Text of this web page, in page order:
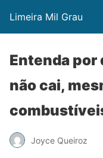
Limeira Mil Grau
Entenda por
não cai,
Joyce Queiroz